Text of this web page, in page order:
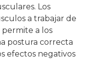
Los
a trabajar de
a los
postura correcta
efectos negativos